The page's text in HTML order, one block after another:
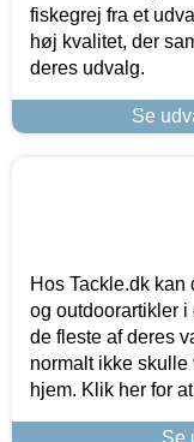
fiskegrej fra et
høj kvalitet, der
deres udvalg.
Se
Hos Tackle.dk
og outdoorartikler
de fleste af deres
normalt ikke skulle
hjem. Klik her for
Se